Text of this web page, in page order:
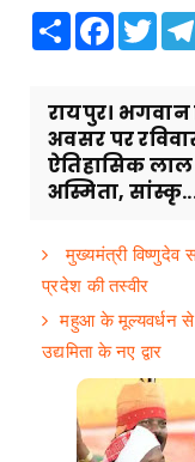
Share Facebook
रायपुर। भगवान
अवसर पर
ऐतिहासिक
अस्मिता,
मुख्यमंत्री विष्णुदेव
प्रदेश की तस्वीर
महुआ के मूल्यवर्धन
उद्यमिता के नए द्वार